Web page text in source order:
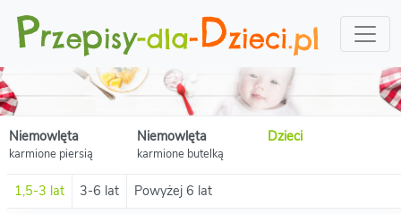
Niemowlęta
karmione piersią
Niemowlęta
karmione butelką
Dzieci
1,5-3 lat 3-6 lat Powyżej 6 lat